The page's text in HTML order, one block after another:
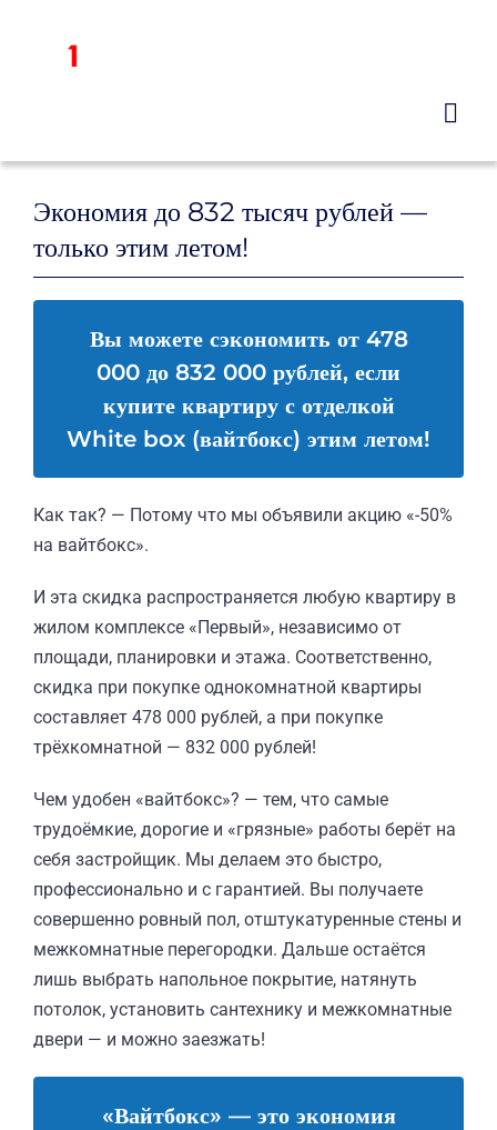
Экономия до 832 тысяч рублей —
только этим летом!
Вы можете сэкономить от 478
000 до 832 000 рублей, если
купите квартиру с отделкой
White box (вайтбокс) этим летом!
Как так? — Потому что мы объявили акцию «-50%
на вайтбокс».
И эта скидка распространяется любую квартиру в
жилом комплексе «Первый», независимо от
площади, планировки и этажа. Соответственно,
скидка при покупке однокомнатной квартиры
составляет 478 000 рублей, а при покупке
трёхкомнатной — 832 000 рублей!
Чем удобен «вайтбокс»? — тем, что самые
трудоёмкие, дорогие и «грязные» работы берёт на
себя застройщик. Мы делаем это быстро,
профессионально и с гарантией. Вы получаете
совершенно ровный пол, отштукатуренные стены и
межкомнатные перегородки. Дальше остаётся
лишь выбрать напольное покрытие, натянуть
потолок, установить сантехнику и межкомнатные
двери — и можно заезжать!
«Вайтбокс» — это экономия